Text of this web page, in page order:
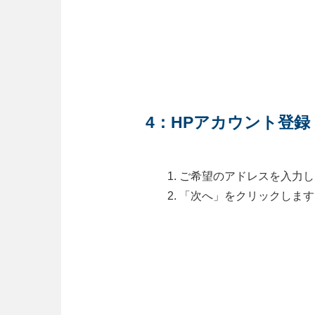
4：HPアカウント登録
ご希望のアドレスを入力
「次へ」をクリックします